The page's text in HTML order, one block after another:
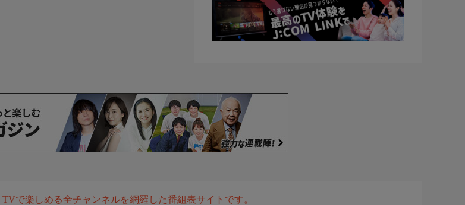
で楽しめる全チャンネルを網羅した番組表サイトです。